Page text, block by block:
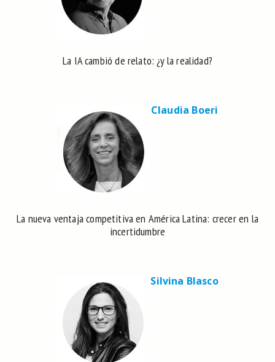
La IA cambió de relato: ¿y la realidad?
Claudia Boeri
La nueva ventaja competitiva en América Latina: crecer en la
incertidumbre
Silvina Blasco